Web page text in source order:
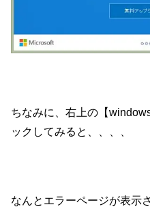
ちなみに、右上の【
ックしてみると、、、、
なんとエラーページが表示